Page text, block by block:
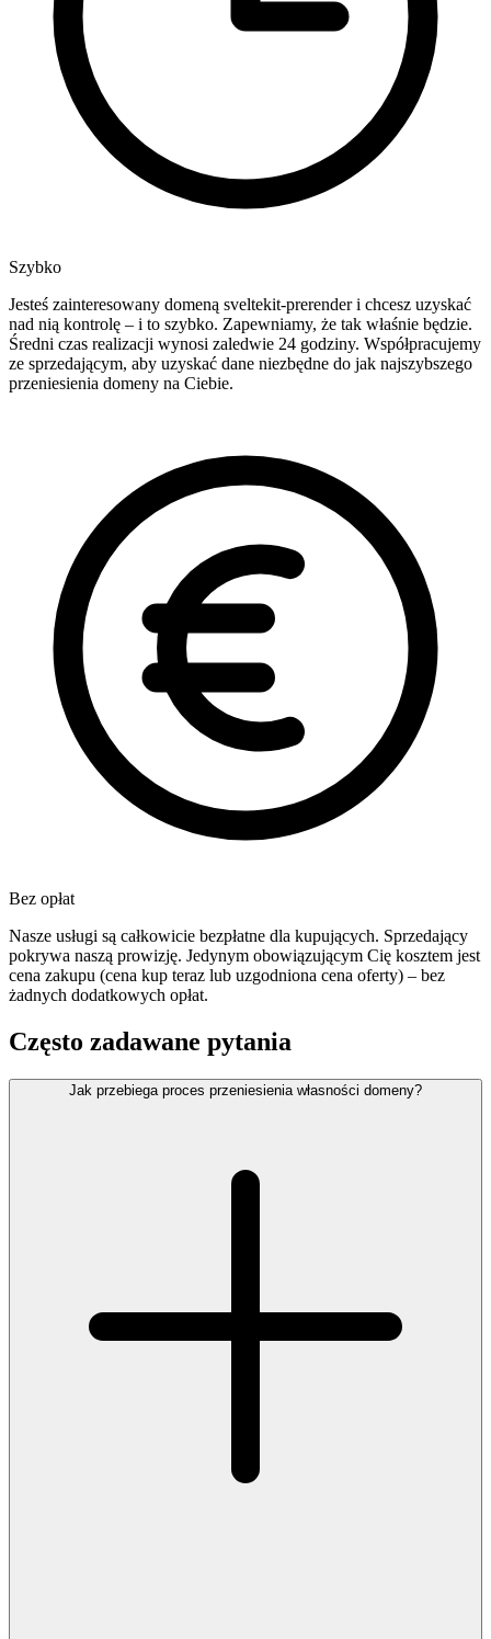
Szybko
Jesteś zainteresowany domeną sveltekit-prerender i chcesz uzyskać
nad nią kontrolę – i to szybko. Zapewniamy, że tak właśnie będzie.
Średni czas realizacji wynosi zaledwie 24 godziny. Współpracujemy
ze sprzedającym, aby uzyskać dane niezbędne do jak najszybszego
przeniesienia domeny na Ciebie.
Bez opłat
Nasze usługi są całkowicie bezpłatne dla kupujących. Sprzedający
pokrywa naszą prowizję. Jedynym obowiązującym Cię kosztem jest
cena zakupu (cena kup teraz lub uzgodniona cena oferty) – bez
żadnych dodatkowych opłat.
Często zadawane pytania
Jak przebiega proces przeniesienia własności domeny?